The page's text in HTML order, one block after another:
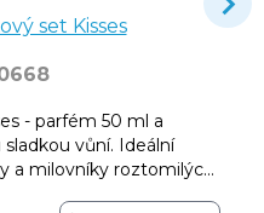
set Kisses
- parfém 50 ml a
vůní. Ideální
a milovníky roztomilých